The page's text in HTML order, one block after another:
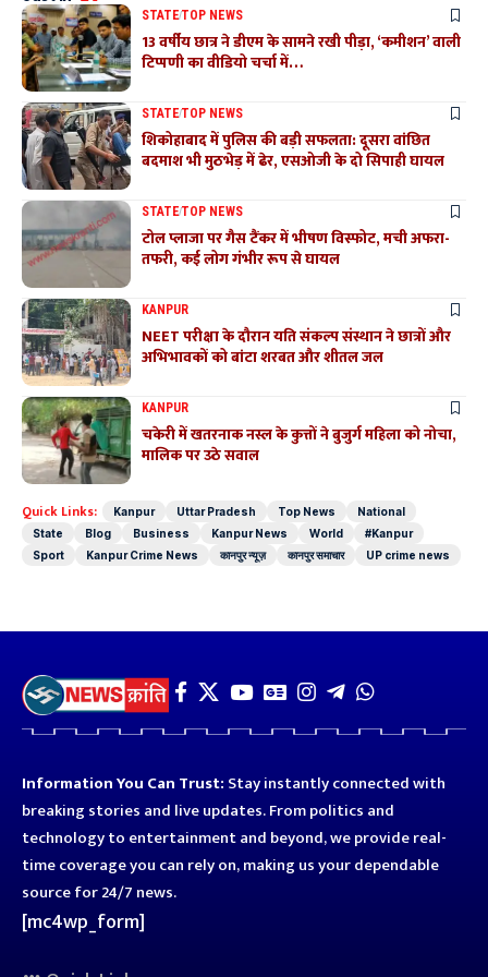
STATETOP NEWS
13 वर्षीय छात्र ने डीएम के सामने रखी पीड़ा, ‘कमीशन’ वाली
टिप्पणी का वीडियो चर्चा में…
STATETOP NEWS
शिकोहाबाद में पुलिस की बड़ी सफलता: दूसरा वांछित
बदमाश भी मुठभेड़ में ढेर, एसओजी के दो सिपाही घायल
STATETOP NEWS
टोल प्लाजा पर गैस टैंकर में भीषण विस्फोट, मची अफरा-
तफरी, कई लोग गंभीर रूप से घायल
KANPUR
NEET परीक्षा के दौरान यति संकल्प संस्थान ने छात्रों और
अभिभावकों को बांटा शरबत और शीतल जल
KANPUR
चकेरी में खतरनाक नस्ल के कुत्तों ने बुजुर्ग महिला को नोचा,
मालिक पर उठे सवाल
Quick Links: Kanpur Uttar Pradesh Top News
National
State
Blog Business Kanpur News World
#Kanpur
Sport
Kanpur Crime News कानपुर न्यूज़ कानपुर समाचार UP crime news
Information You Can Trust: Stay instantly connected with
breaking stories and live updates. From politics and
technology to entertainment and beyond, we provide real-
time coverage you can rely on, making us your dependable
source for 24/7 news.
[mc4wp_form]